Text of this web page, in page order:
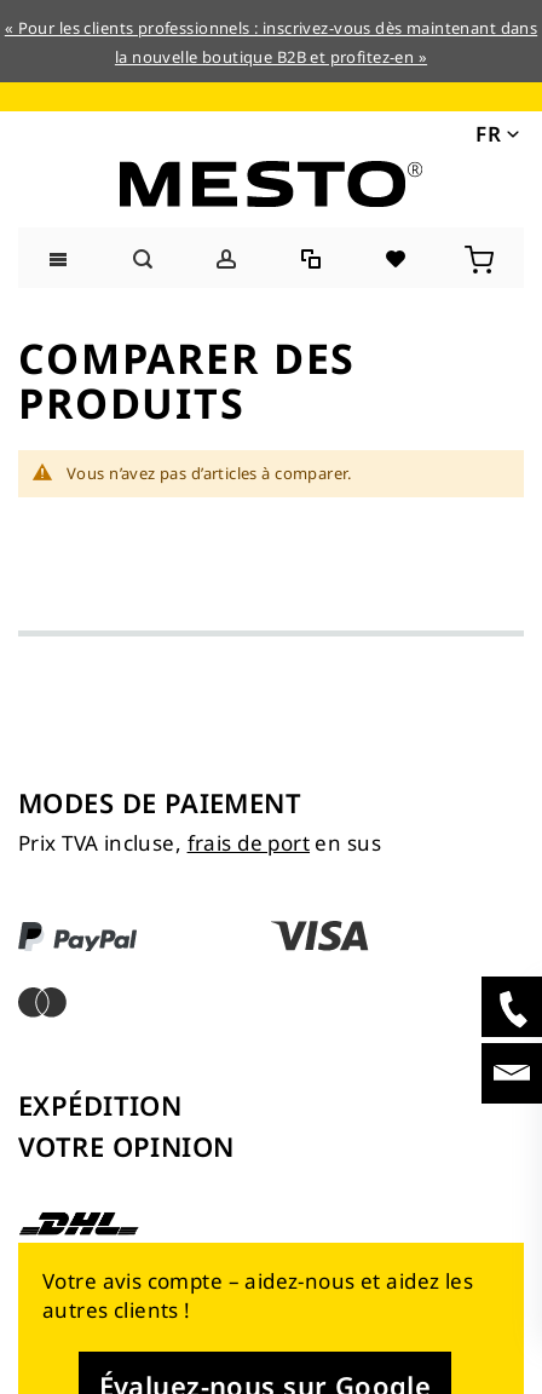
« Pour les clients professionnels : inscrivez-vous dès maintenant dans
la nouvelle boutique B2B et profitez-en »
FR
contenu
COMPARER DES
PRODUITS
Vous n’avez pas d’articles à comparer.
MODES DE PAIEMENT
Prix TVA incluse, frais de port en sus
EXPÉDITION
VOTRE OPINION
Votre avis compte – aidez-nous et aidez les
autres clients !
Évaluez-nous sur Google